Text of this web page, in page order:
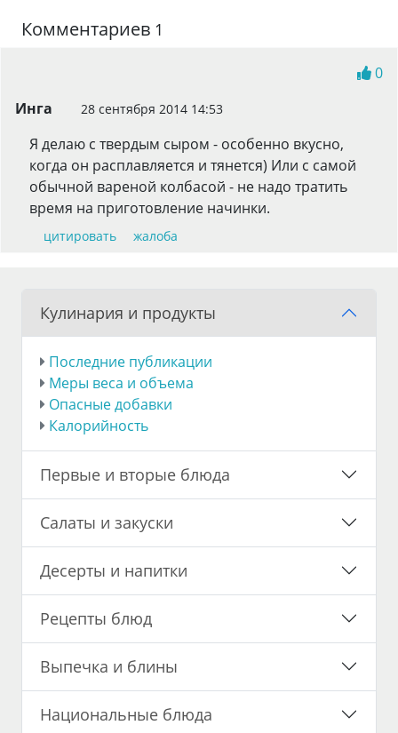
Комментариев 1
0
Инга
28 сентября 2014 14:53
Я делаю с твердым сыром - особенно вкусно,
когда он расплавляется и тянется) Или с самой
обычной вареной колбасой - не надо тратить
время на приготовление начинки.
цитировать жалоба
Кулинария и продукты
Последние публикации
Меры веса и объема
Опасные добавки
Калорийность
Первые и вторые блюда
Салаты и закуски
Десерты и напитки
Рецепты блюд
Выпечка и блины
Национальные блюда